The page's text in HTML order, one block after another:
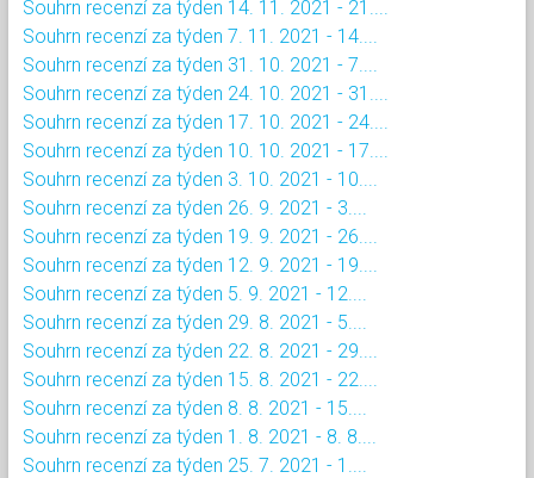
Souhrn recenzí za týden 14. 11. 2021 - 21....
Souhrn recenzí za týden 7. 11. 2021 - 14....
Souhrn recenzí za týden 31. 10. 2021 - 7....
Souhrn recenzí za týden 24. 10. 2021 - 31....
Souhrn recenzí za týden 17. 10. 2021 - 24....
Souhrn recenzí za týden 10. 10. 2021 - 17....
Souhrn recenzí za týden 3. 10. 2021 - 10....
Souhrn recenzí za týden 26. 9. 2021 - 3....
Souhrn recenzí za týden 19. 9. 2021 - 26....
Souhrn recenzí za týden 12. 9. 2021 - 19....
Souhrn recenzí za týden 5. 9. 2021 - 12....
Souhrn recenzí za týden 29. 8. 2021 - 5....
Souhrn recenzí za týden 22. 8. 2021 - 29....
Souhrn recenzí za týden 15. 8. 2021 - 22....
Souhrn recenzí za týden 8. 8. 2021 - 15....
Souhrn recenzí za týden 1. 8. 2021 - 8. 8....
Souhrn recenzí za týden 25. 7. 2021 - 1....